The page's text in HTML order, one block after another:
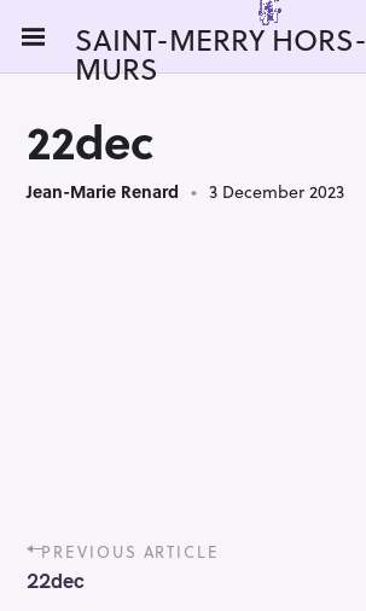
i
SAINT-MERRY
MURS
22dec
Jean-Marie Renard 3 December 2023
P
o
s
PREVIOUS ARTICLE
22dec